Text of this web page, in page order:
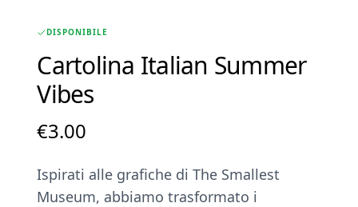
DISPONIBILE
Cartolina Italian Summer
Vibes
€3.00
Ispirati alle grafiche di The Smallest
Museum, abbiamo trasformato i